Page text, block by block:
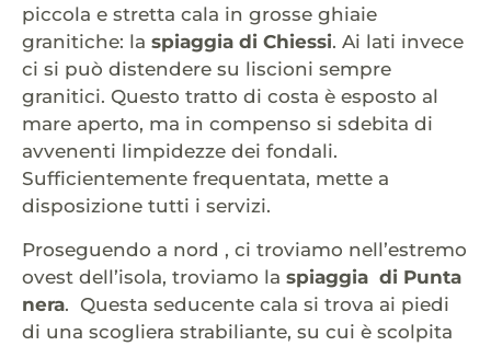
piccola e stretta cala in grosse ghiaie
granitiche: la spiaggia di Chiessi. Ai lati invece
ci si può distendere su liscioni sempre
granitici. Questo tratto di costa è esposto al
mare aperto, ma in compenso si sdebita di
avvenenti limpidezze dei fondali.
Sufficientemente frequentata, mette a
disposizione tutti i servizi.
Proseguendo a nord , ci troviamo nell’estremo
ovest dell’isola, troviamo la spiaggia di Punta
nera. Questa seducente cala si trova ai piedi
di una scogliera strabiliante, su cui è scolpita